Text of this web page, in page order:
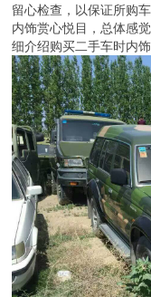
留心检查，以保证所购
内饰赏心悦目，总体感
细介绍购买二手车时内